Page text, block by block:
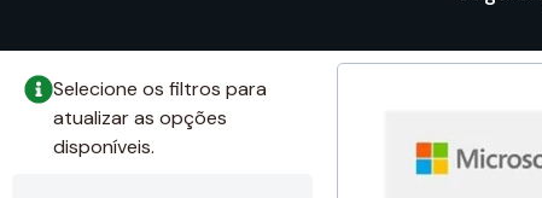
Selecione os filtros para
atualizar as opções
disponíveis.